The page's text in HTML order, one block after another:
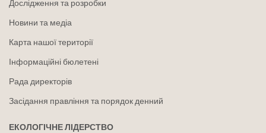
Дослідження та розробки
Новини та медіа
Карта нашої території
Інформаційні бюлетені
Рада директорів
Засідання правління та порядок денний
ЕКОЛОГІЧНЕ ЛІДЕРСТВО